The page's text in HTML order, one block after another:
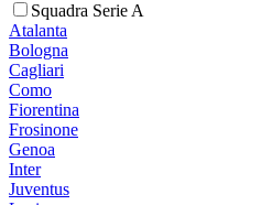
Squadra Serie A
Atalanta
Bologna
Cagliari
Como
Fiorentina
Frosinone
Genoa
Inter
Juventus